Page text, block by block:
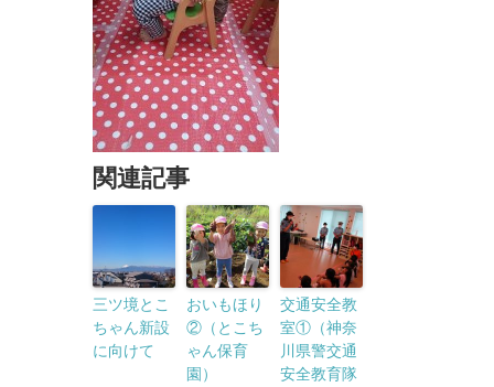
関連記事
三ツ境とこ
ちゃん新設
に向けて
おいもほり
②（とこち
ゃん保育
園）
交通安全教
室①（神奈
川県警交通
安全教育隊